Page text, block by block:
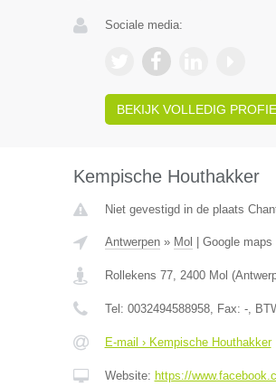
Sociale media:
BEKIJK VOLLEDIG
Kempische Houthakker
Niet gevestigd in de plaats
Antwerpen» Mol Google maps
Rollekens 77, 2400 Mol (
Tel: 0032494588958, Fax: -,
E-mail › Kempische Houthakker
Website: https://